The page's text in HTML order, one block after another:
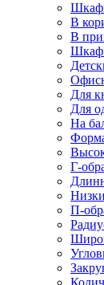
В
В
Для
Для
На
Г-
П-